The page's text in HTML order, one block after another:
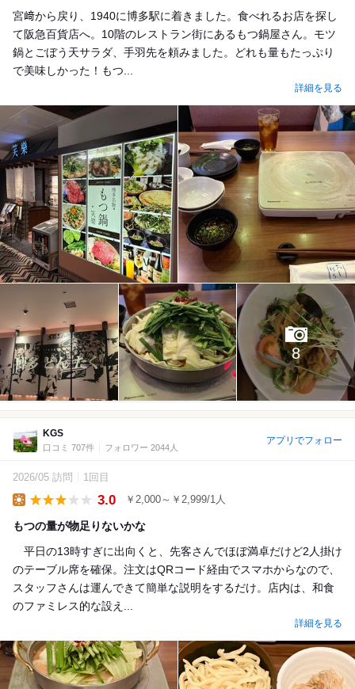
宮﨑から戻り、1940に博多駅に着きました。食べれるお店を探し
て阪急百貨店へ。10階のレストラン街にあるもつ鍋屋さん。モツ
鍋とごぼう天サラダ、手羽先を頼みました。どれも量もたっぷり
で美味しかった！もつ...
詳細を見る
8
KGS
口コミ 707件 フォロワー 2044人
アプリでフォロー
2026/05 訪問 1回目
3.0 ￥2,000～￥2,999/1人
もつの量が物足りないかな
平日の13時すぎに出向くと、先客さんでほぼ満卓だけど2人掛け
のテーブル席を確保。注文はQRコード経由でスマホからなので、
スタッフさんは運んできて簡単な説明をするだけ。店内は、和食
のファミレス的な設え...
詳細を見る